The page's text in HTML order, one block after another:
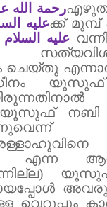
رحمة الله
عليهക്ക്
عليه السلام
ചെയ്തു
യൂസുഫ് നബി
എന്ന
വെറുപ്പും